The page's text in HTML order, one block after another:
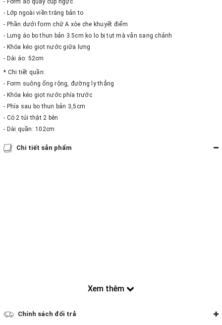
- Form áo quây cúp ngực
- Lớp ngoài viền trắng bản to
- Phần dưới form chữ A xòe che khuyết điểm
- Lưng áo bo thun bản 3.5cm ko lo bị tụt mà vẫn sang chảnh
- Khóa kéo giọt nước giữa lưng
- Dài áo: 52cm
* Chi tiết quần:
- Form suông ống rộng, đường ly thẳng
- Khóa kéo giọt nước phía trước
- Phía sau bo thun bản 3,5cm
- Có 2 túi thật 2 bên
- Dài quần: 102cm
Chi tiết sản phẩm
Xem thêm
Chính sách đổi trả